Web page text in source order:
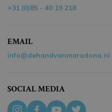
+31 (0)85 - 40 19 218
EMAIL
info@dehandvanmaradona.nl
SOCIAL MEDIA